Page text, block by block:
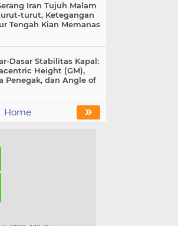
Iran Tujuh Malam
turut, Ketegangan
Tengah Kian Memanas
Dasar Stabilitas Kapal:
Height (GM),
Penegak, dan Angle of
»
Home